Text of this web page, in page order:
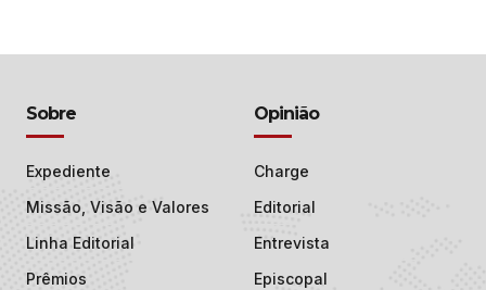
Sobre
Expediente
Missão, Visão e Valores
Linha Editorial
Prêmios
Opinião
Charge
Editorial
Entrevista
Episcopal